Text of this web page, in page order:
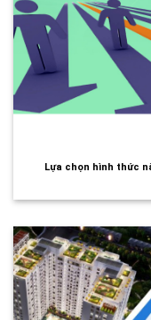
Lựa chọn hình thức